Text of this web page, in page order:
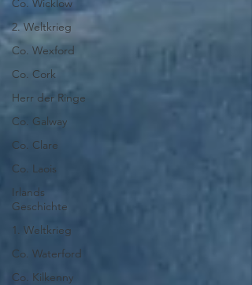
Co. Wicklow
2. Weltkrieg
Co. Wexford
Co. Cork
Herr der Ringe
Co. Galway
Co. Clare
Co. Laois
Irlands
Geschichte
1. Weltkrieg
Co. Waterford
Co. Kilkenny